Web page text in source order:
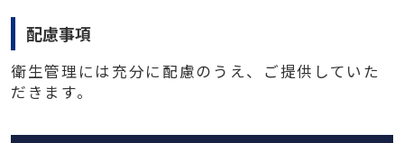
配慮事項
衛生管理には充分に配慮のうえ、ご提供していた
だきます。